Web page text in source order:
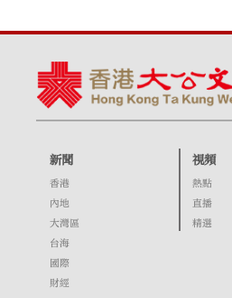
新聞
香港
內地
大灣區
台海
國際
財經
視頻
熱點
直播
精選